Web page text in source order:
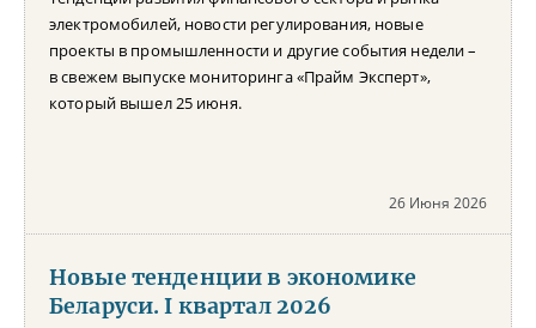
электромобилей, новости регулирования, новые
проекты в промышленности и другие события недели –
в свежем выпуске мониторинга «Прайм Эксперт»,
который вышел 25 июня.
26 Июня 2026
Новые тенденции в экономике
Беларуси. I квартал 2026